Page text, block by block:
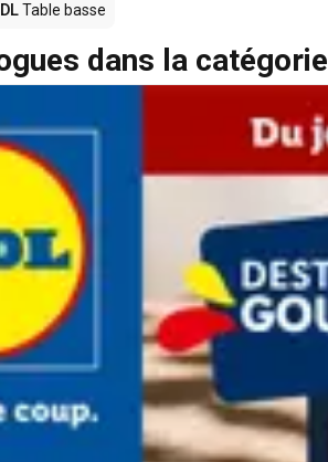
Table basse
dans la catégorie